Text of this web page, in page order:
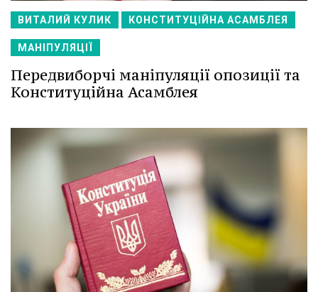
ВИТАЛИЙ КУЛИК КОНСТИТУЦІЙНА АСАМБЛЕЯ
МАНІПУЛЯЦІЇ
Передвиборчі маніпуляції опозиції та
Конституційна Асамблея